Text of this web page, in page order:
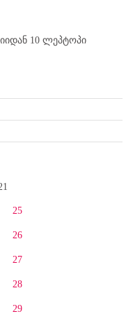
10 ლეპტოპი
25
26
27
28
29